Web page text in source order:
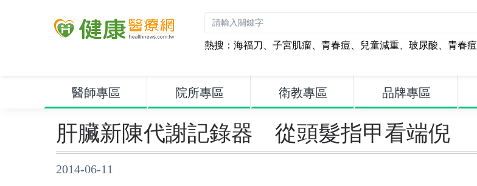
熱搜： 海福刀 、 子宮肌瘤、 青春痘、 兒童減重、 玻尿酸、 青春痘
醫師專區 院所專區 衛教專區 品牌專區
肝臟新陳代謝記錄器 從頭髮指甲看端倪
2014-06-11